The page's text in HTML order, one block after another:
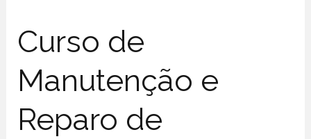
Curso de
Manutenção e
Reparo de